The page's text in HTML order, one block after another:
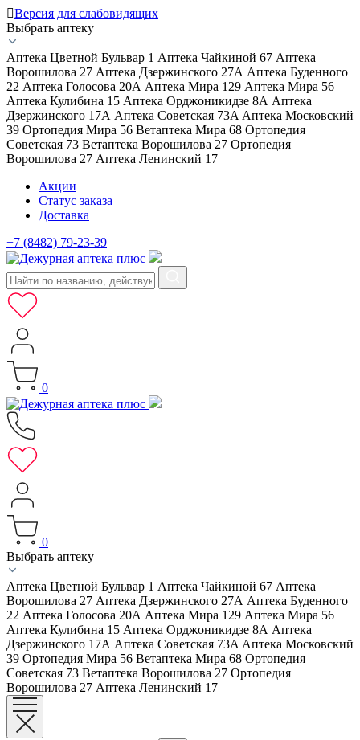
Версия для слабовидящих
Выбрать аптеку
Аптека Цветной Бульвар 1 Аптека Чайкиной 67 Аптека
Ворошилова 27 Аптека Дзержинского 27А Аптека Буденного
22 Аптека Голосова 20А Аптека Мира 129 Аптека Мира 56
Аптека Кулибина 15 Аптека Орджоникидзе 8А Аптека
Дзержинского 17А Аптека Советская 73A Аптека Московский
39 Ортопедия Мира 56 Ветаптека Мира 68 Ортопедия
Советская 73 Ветаптека Ворошилова 27 Ортопедия
Ворошилова 27 Аптека Ленинский 17
Акции
Статус заказа
Доставка
+7 (8482) 79-23-39
0
0
Выбрать аптеку
Аптека Цветной Бульвар 1 Аптека Чайкиной 67 Аптека
Ворошилова 27 Аптека Дзержинского 27А Аптека Буденного
22 Аптека Голосова 20А Аптека Мира 129 Аптека Мира 56
Аптека Кулибина 15 Аптека Орджоникидзе 8А Аптека
Дзержинского 17А Аптека Советская 73A Аптека Московский
39 Ортопедия Мира 56 Ветаптека Мира 68 Ортопедия
Советская 73 Ветаптека Ворошилова 27 Ортопедия
Ворошилова 27 Аптека Ленинский 17